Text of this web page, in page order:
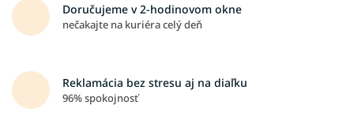
Doručujeme v 2-hodinovom okne
nečakajte na kuriéra celý deň
Reklamácia bez stresu aj na diaľku
96% spokojnosť